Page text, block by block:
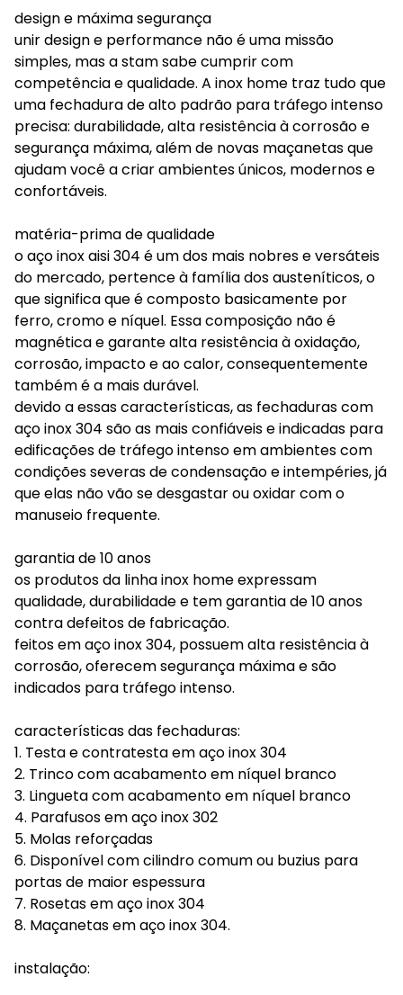
design e máxima segurança
unir design e performance não é uma missão
simples, mas a stam sabe cumprir com
competência e qualidade. A inox home traz tudo que
uma fechadura de alto padrão para tráfego intenso
precisa: durabilidade, alta resistência à corrosão e
segurança máxima, além de novas maçanetas que
ajudam você a criar ambientes únicos, modernos e
confortáveis.
matéria-prima de qualidade
o aço inox aisi 304 é um dos mais nobres e versáteis
do mercado, pertence à família dos austeníticos, o
que significa que é composto basicamente por
ferro, cromo e níquel. Essa composição não é
magnética e garante alta resistência à oxidação,
corrosão, impacto e ao calor, consequentemente
também é a mais durável.
devido a essas características, as fechaduras com
aço inox 304 são as mais confiáveis e indicadas para
edificações de tráfego intenso em ambientes com
condições severas de condensação e intempéries, já
que elas não vão se desgastar ou oxidar com o
manuseio frequente.
garantia de 10 anos
os produtos da linha inox home expressam
qualidade, durabilidade e tem garantia de 10 anos
contra defeitos de fabricação.
feitos em aço inox 304, possuem alta resistência à
corrosão, oferecem segurança máxima e são
indicados para tráfego intenso.
características das fechaduras:
1. Testa e contratesta em aço inox 304
2. Trinco com acabamento em níquel branco
3. Lingueta com acabamento em níquel branco
4. Parafusos em aço inox 302
5. Molas reforçadas
6. Disponível com cilindro comum ou buzius para
portas de maior espessura
7. Rosetas em aço inox 304
8. Maçanetas em aço inox 304.
instalação: